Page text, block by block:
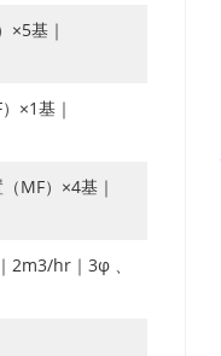
×5基｜
×1基｜
MF）×4基｜
2m3/hr｜3φ 、